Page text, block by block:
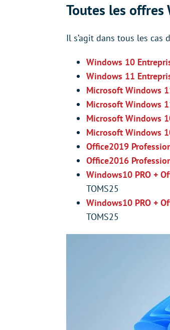
Toutes les
Il s’agit dans tous les cas
Windows 10
Windows 11
Microsoft Windows
Microsoft Windows
Microsoft Windows
Microsoft Windows
Office2019
Office2016
Windows10 PRO +
TOMS25
Windows10 PRO +
TOMS25